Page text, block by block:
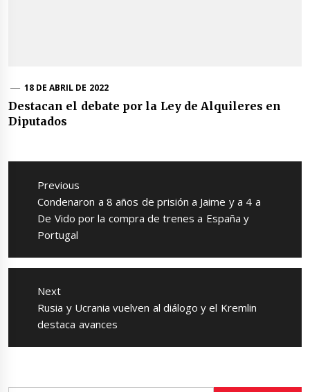
18 DE ABRIL DE 2022
Destacan el debate por la Ley de Alquileres en
Diputados
Navegación
entradas
Previous
Previous
post:
Condenaron a 8 años de prisión a Jaime y a 4 a
De Vido por la compra de trenes a España y
Portugal
Next
Next
post:
Rusia y Ucrania vuelven al diálogo y el Kremlin
destaca avances